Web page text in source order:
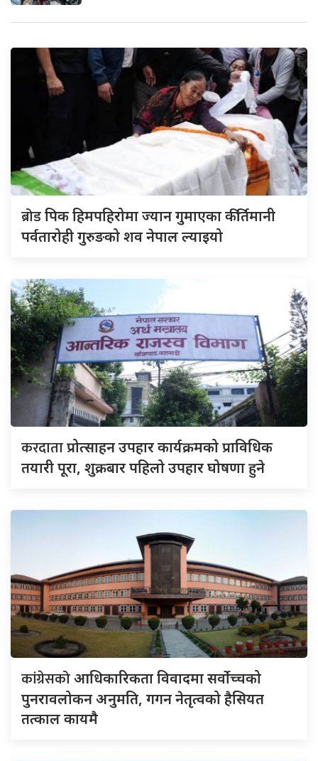
ब्रोडपिक हिमपहिरोमा ज्यान गुमाएका कीर्तिमानी
पर्वतारोही गुरुङको शव नेपाल ल्याइयो
करदाताप्रोत्साहन उपहार कार्यक्रमको प्राविधिक
तयारी पूरा, शुक्रबार पहिलो उपहार घोषणा हुने
कांग्रेसकोआधिकारिकता विवादमा सर्वोच्चको
पुनरावलोकन अनुमति, गगन नेतृत्वको हैसियत
तत्काल कायमै